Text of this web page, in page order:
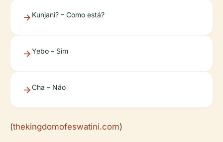
Kunjani? – Como está?
Yebo – Sim
Cha – Não
(thekingdomofeswatini.com)